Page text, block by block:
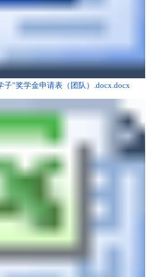
子”奖学金申请表（团队）.docx.docx